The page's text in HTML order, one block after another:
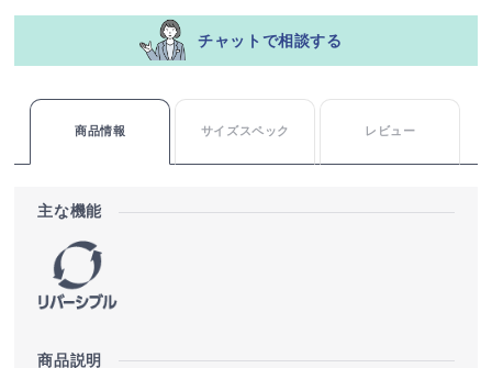
チャットで相談する
商品情報 サイズスペック レビュー
主な機能
商品説明